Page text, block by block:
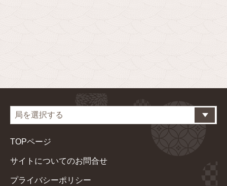
TOPページ
サイトについてのお問合せ
プライバシーポリシー